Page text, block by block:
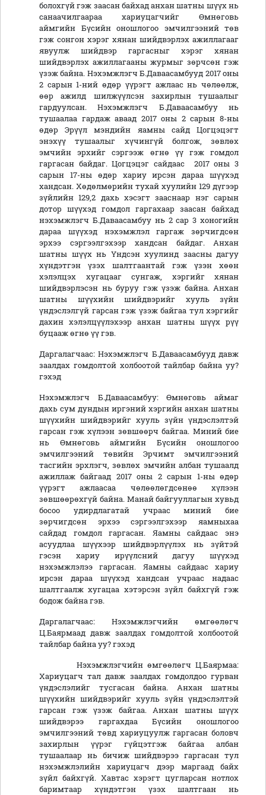
болохгүй гэж заасан байхад анхан шатны шүүх нь
санаачилгаараа хариуцагчийг Өмнөговь
аймгийн Бүсийн оношлогоо эмчилгээний төв
гэж сонгон хэрэг хянан шийдвэрлэх ажиллагааг
явуулж шийдвэр гаргасныг хэрэг хянан
шийдвэрлэх ажиллагааны журмыг зөрчсөн гэж
үзэж байна. Нэхэмжлэгч Б.Даваасамбууд 2017 оны
2 сарын 1-ний өдөр үүрэгт ажлаас нь чөлөөлж,
өөр ажилд шилжүүлсэн захирлын тушаалыг
гардуулсан. Нэхэмжлэгч Б.Даваасамбуу нь
тушаалаа гардаж аваад 2017 оны 2 сарын 8-ны
өдөр Эрүүл мэндийн яамны сайд Цогцэцэгт
энэхүү тушаалыг хүчингүй болгож, зөвлөх
эмчийн эрхийг сэргээж өгнө үү гэж гомдол
гаргасан байдаг. Цогцэцэг сайдаас 2017 оны 3
сарын 17-ны өдөр хариу ирсэн дараа шүүхэд
хандсан. Хөдөлмөрийн тухай хуулийн 129 дүгээр
зүйлийн 129,2 дахь хэсэгт зааснаар нэг сарын
дотор шүүхэд гомдол гаргахаар заасан байхад
нэхэмжлэгч Б.Даваасамбуу нь 2 сар 3 хоногийн
дараа шүүхэд нэхэмжлэл гаргаж зөрчигдсөн
эрхээ сэргээлгэхээр хандсан байдаг. Анхан
шатны шүүх нь Үндсэн хуулинд заасны дагуу
хүндэтгэн үзэх шалтгаантай гэж үзэн хөөн
хэлэлцэх хугацааг сунгаж, хэргийг хянан
шийдвэрлэсэн нь буруу гэж үзэж байна. Анхан
шатны шүүхийн шийдвэрийг хууль зүйн
үндэслэлгүй гарсан гэж үзэж байгаа тул хэргийг
дахин хэлэлцүүлэхээр анхан шатны шүүх рүү
буцааж өгнө үү гэв.
Даргалагчаас: Нэхэмжлэгч Б.Даваасамбууд давж
заалдах гомдолтой холбоотой тайлбар байна уу?
гэхэд
Нэхэмжлэгч Б.Даваасамбуу: Өмнөговь аймаг
дахь сум дундын иргэний хэргийн анхан шатны
шүүхийн шийдвэрийг хууль зүйн үндэслэлтэй
гарсан гэж хүлээн зөвшөөрч байгаа. Миний бие
нь Өмнөговь аймгийн Бүсийн оношлогоо
эмчилгээний төвийн Эрчимт эмчилгээний
тасгийн эрхлэгч, зөвлөх эмчийн албан тушаалд
ажиллаж байгаад 2017 оны 2 сарын 1-ны өдөр
үүрэгт ажлаасаа чөлөөлөгдсөнөө хүлээн
зөвшөөрөхгүй байна. Манай байгууллагын хувьд
босоо удирдлагатай учраас миний бие
зөрчигдсөн эрхээ сэргээлгэхээр яамныхаа
сайдад гомдол гаргасан. Яамны сайдаас энэ
асуудлаа шүүхээр шийдвэрлүүлэх нь зүйтэй
гэсэн хариу ирүүлсний дагуу шүүхэд
нэхэмжлэлээ гаргасан. Яамны сайдаас хариу
ирсэн дараа шүүхэд хандсан учраас надаас
шалтгаалж хугацаа хэтэрсэн зүйл байхгүй гэж
бодож байна гэв.
Даргалагчаас: Нэхэмжлэгчийн өмгөөлөгч
Ц.Баярмаад давж заалдах гомдолтой холбоотой
тайлбар байна уу? гэхэд
Нэхэмжлэгчийн өмгөөлөгч Ц.Баярмаа:
Хариуцагч тал давж заалдах гомдолдоо гурван
үндэслэлийг тусгасан байна. Анхан шатны
шүүхийн шийдвэрийг хууль зүйн үндэслэлтэй
гарсан гэж үзэж байгаа. Анхан шатны шүүх
шийдвэрээ гаргахдаа Бүсийн оношлогоо
эмчилгээний төвд хариуцуулж гаргасан боловч
захирлын үүрэг гүйцэтгэж байгаа албан
тушаалаар нь бичиж шийдвэрээ гаргасан тул
нэхэмжлэлийн хариуцагч дээр маргаад байх
зүйл байхгүй. Хавтас хэрэгт цугларсан нотлох
баримтаар хүндэтгэн үзэх шалтгаан нь